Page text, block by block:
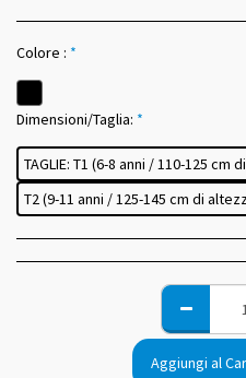
Colore : *
Dimensioni/Taglia: *
TAGLIE: T1 (6-8 anni / 110-125 cm
T2 (9-11 anni / 125-145 cm di
Aggiungi al